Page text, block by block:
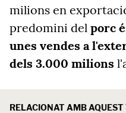
milions en
predomini del porc
unes vendes a
dels 3.000 milions
RELACIONAT AMB